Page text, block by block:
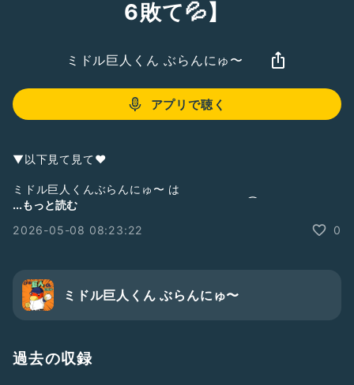
6敗て💦】
ミドル巨人くん ぶらんにゅ〜
アプリで聴く
▼以下見て見て❤︎
ミドル巨人くんぶらんにゅ〜 は
zaboのサポートポッドキャスト番組です。(③サポート)
【シン野球トーク】
https://podcasts.apple.com/jp/podcast/%E3%82%B7%E3
%83%B3%E9%87%8E%E7%90%83%E3%83%88%E3%83%
BC%E3%82%AF-
②サブポッドキャスト
...もっと読む
2026-05-08 08:23:22
0
ミドル巨人くん ぶらんにゅ〜
過去の収録